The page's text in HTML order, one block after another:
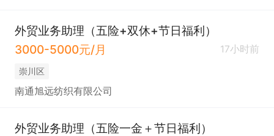
外贸业务助理（五险+双休+节日福利）
3000-5000元/月
17小时前
崇川区
南通旭远纺织有限公司
外贸业务助理（五险一金＋节日福利）